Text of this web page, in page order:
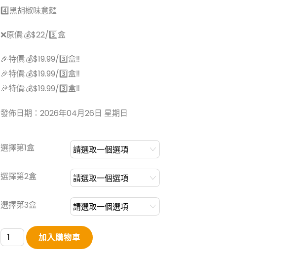
4️⃣黑胡椒味意麵
❌原價:💰$22/3️⃣盒
🎉特價:💰$19.99/3️⃣盒‼
🎉特價:💰$19.99/3️⃣盒‼
🎉特價:💰$19.99/3️⃣盒‼
發佈日期：2026年04月26日 星期日
選擇第1盒
選擇第2盒
選擇第3盒
鋒
味
加入購物車